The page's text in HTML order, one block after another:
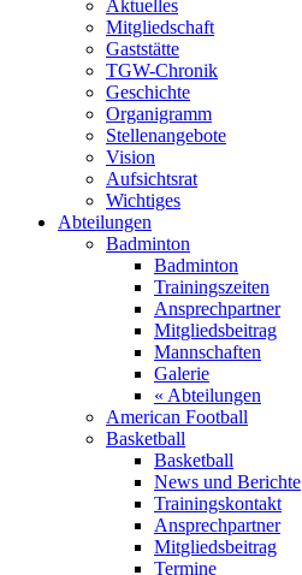
Aktuelles
Mitgliedschaft
Gaststätte
TGW-Chronik
Geschichte
Organigramm
Stellenangebote
Vision
Aufsichtsrat
Wichtiges
Abteilungen
Badminton
Badminton
Trainingszeiten
Ansprechpartner
Mitgliedsbeitrag
Mannschaften
Galerie
« Abteilungen
American Football
Basketball
Basketball
News und Berichte
Trainingskontakt
Ansprechpartner
Mitgliedsbeitrag
Termine